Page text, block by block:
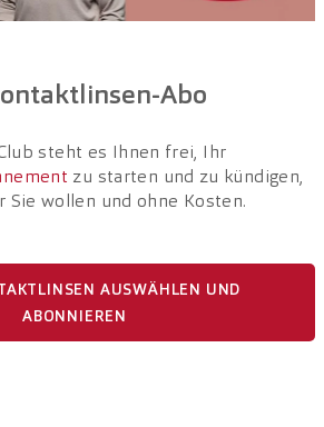
Abo
steht es Ihnen frei, Ihr
zu starten und zu kündigen,
Sie wollen und ohne Kosten.
AUSWÄHLEN UND
ABONNIEREN